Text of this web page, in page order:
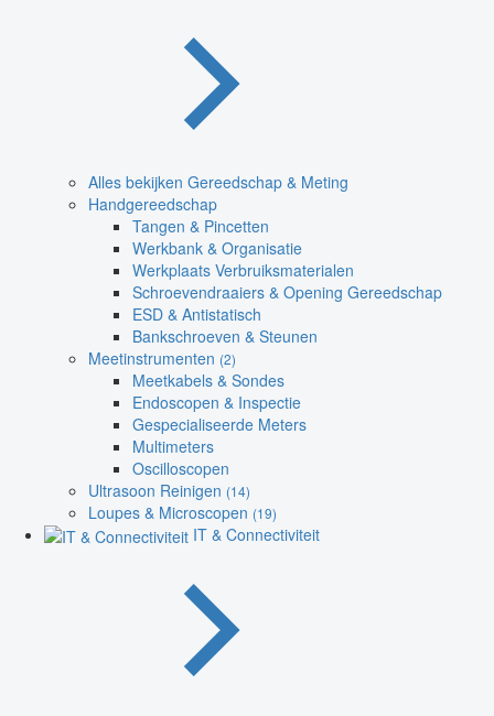
Alles bekijken Gereedschap & Meting
Handgereedschap
Tangen & Pincetten
Werkbank & Organisatie
Werkplaats Verbruiksmaterialen
Schroevendraaiers & Opening Gereedschap
ESD & Antistatisch
Bankschroeven & Steunen
Meetinstrumenten (2)
Meetkabels & Sondes
Endoscopen & Inspectie
Gespecialiseerde Meters
Multimeters
Oscilloscopen
Ultrasoon Reinigen (14)
Loupes & Microscopen (19)
IT & Connectiviteit